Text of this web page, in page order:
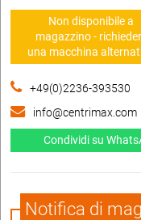
Non disponibile a
magazzino -
una macchina
+49(0)2236-393530
info@centrimax.com
Condividi su
Notifica di